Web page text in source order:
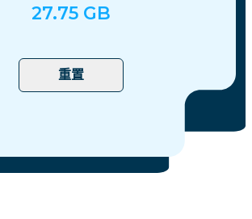
27.75 GB
重置